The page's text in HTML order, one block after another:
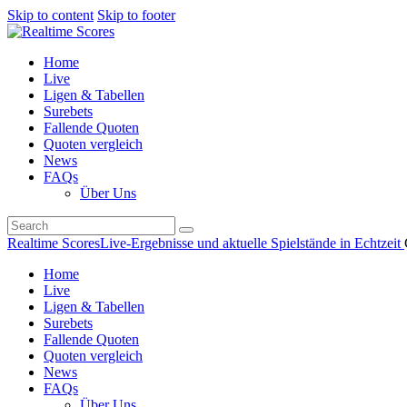
Skip to content Skip to footer
Home
Live
Ligen & Tabellen
Surebets
Fallende Quoten
Quoten vergleich
News
FAQs
Über Uns
Realtime ScoresLive-Ergebnisse und aktuelle Spielstände in Echtzeit
Home
Live
Ligen & Tabellen
Surebets
Fallende Quoten
Quoten vergleich
News
FAQs